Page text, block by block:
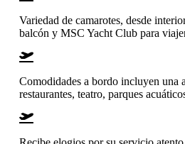
Variedad de camarotes, desde
balcón y MSC Yacht Club para
Comodidades a bordo incluyen una
restaurantes, teatro, parques